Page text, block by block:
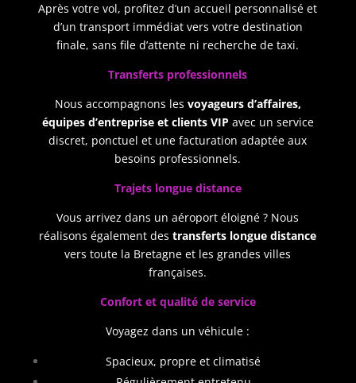
Après votre vol, profitez d’un accueil personnalisé et
d’un transport immédiat vers votre destination
finale, sans file d’attente ni recherche de taxi.
Transferts professionnels
Nous accompagnons les voyageurs d’affaires,
équipes d’entreprise et clients VIP avec un service
discret, ponctuel et une facturation adaptée aux
besoins professionnels.
Trajets longue distance
Vous arrivez dans un aéroport éloigné ? Nous
réalisons également destransferts longue distance
vers toute la Bretagne et les grandes villes
françaises.
Confort et qualité de service
Voyagez dans un véhicule :
Spacieux, propre et climatisé